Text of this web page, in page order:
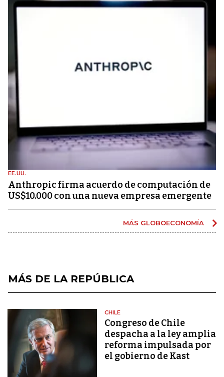
EE.UU.
Anthropic firma acuerdo de computación de
US$10.000 con una nueva empresa emergente
MÁS GLOBOECONOMÍA
MÁS DE LA REPÚBLICA
CHILE
Congreso de Chile
despacha a la ley amplia
reforma impulsada por
el gobierno de Kast